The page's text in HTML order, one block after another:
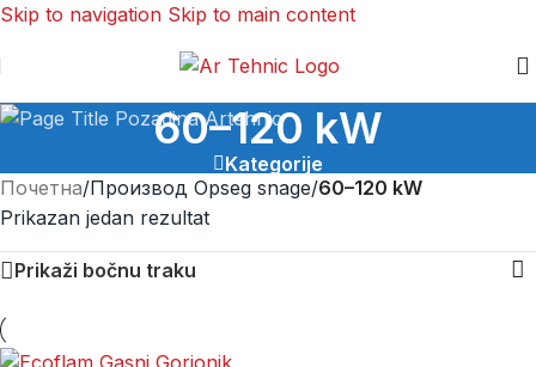
Skip to navigation Skip to main content
60–120 kW
Kategorije
Почетна/Производ Opseg snage/60–120 kW
Prikazan jedan rezultat
Prikaži bočnu traku